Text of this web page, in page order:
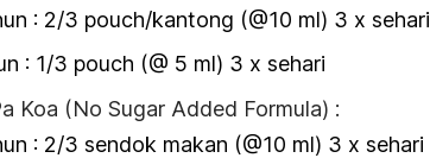
: 2/3 pouch/kantong (@10 ml) 3 x sehari
: 1/3 pouch (@ 5 ml) 3 x sehari
Koa (No Sugar Added Formula) :
: 2/3 sendok makan (@10 ml) 3 x sehari